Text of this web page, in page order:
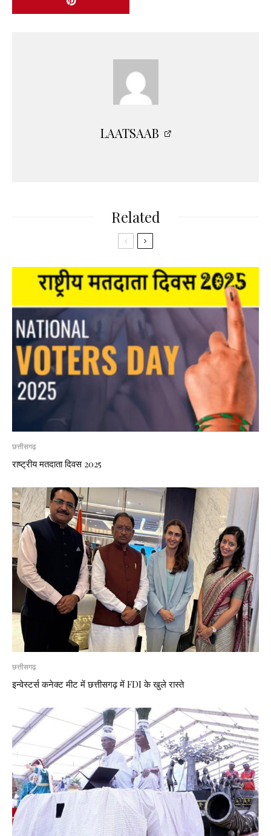
LAATSAAB
Related
छत्तीसगढ़
राष्ट्रीय मतदाता दिवस 2025
छत्तीसगढ़
इन्वेस्टर्स कनेक्ट मीट में छत्तीसगढ़ में FDI के खुले रास्ते